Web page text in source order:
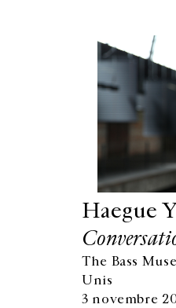
Haegue
The Bass
Unis
3 novembre